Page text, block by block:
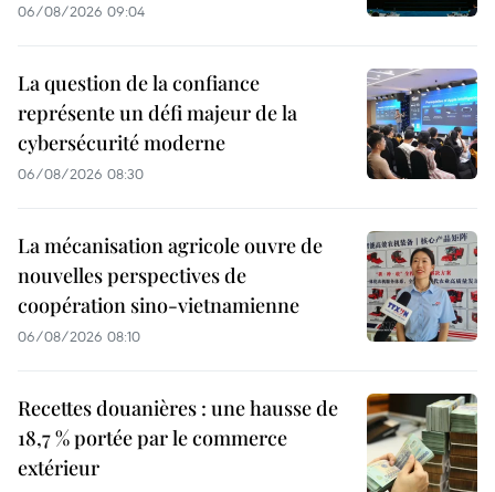
06/08/2026 09:04
La question de la confiance
représente un défi majeur de la
cybersécurité moderne
06/08/2026 08:30
La mécanisation agricole ouvre de
nouvelles perspectives de
coopération sino-vietnamienne
06/08/2026 08:10
Recettes douanières : une hausse de
18,7 % portée par le commerce
extérieur